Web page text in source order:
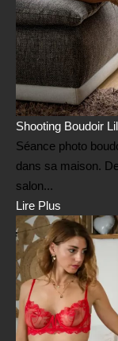
Shooting Boudoir
Séance photo
dans sa maison.
salon...
Lire Plus